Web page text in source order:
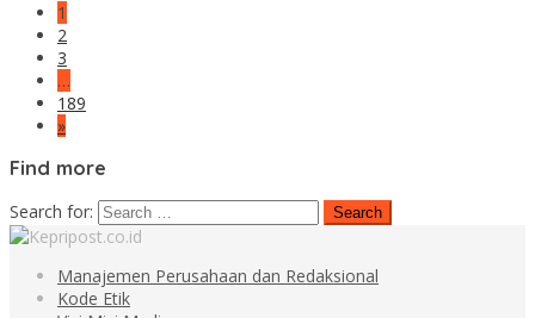
1
2
3
…
189
»
Find more
Search for:
Manajemen Perusahaan dan Redaksional
Kode Etik